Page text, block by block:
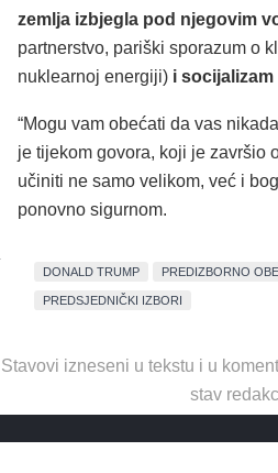
zemlja izbjegla pod njegovim
partnerstvo, pariški sporazum o
nuklearnoj energiji) i socijalizam
“Mogu vam obećati da vas
je tijekom govora, koji je završio
učiniti ne samo velikom, već i
ponovno sigurnom.
DONALD TRUMP PREDIZBORNO
PREDSJEDNIČKI IZBORI
Stavovi izneseni u tekstu i u
stav